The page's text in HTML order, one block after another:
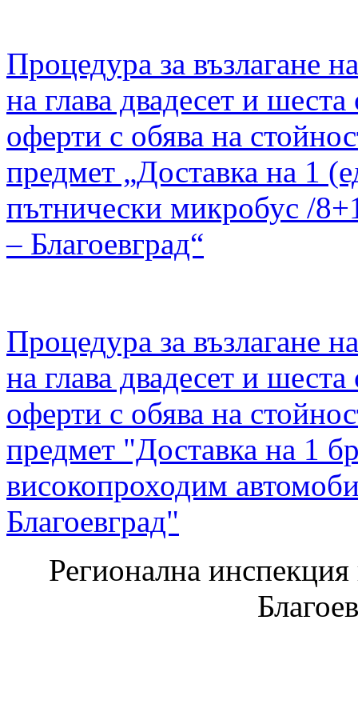
Процедура за възлагане
на глава двадесет и
оферти с обява на
предмет „Доставка на 1
пътнически микробус /
– Благоевград“
Процедура за възлагане
на глава двадесет и
оферти с обява на
предмет "Доставка на 1
високопроходим
Благоевград"
Регионална